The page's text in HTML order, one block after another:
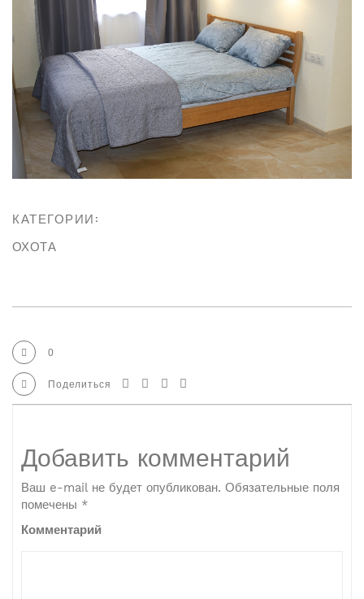
КАТЕГОРИИ:
ОХОТА
0
Поделиться
Добавить комментарий
Ваш e-mail не будет опубликован. Обязательные поля
помечены *
Комментарий